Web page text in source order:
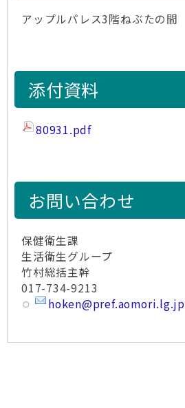
アップルパレス3階ねぶたの間
添付資料
80931.pdf
お問い合わせ
保健衛生課
生活衛生グループ
竹村総括主幹
017-734-9213
hoken@pref.aomori.lg.jp